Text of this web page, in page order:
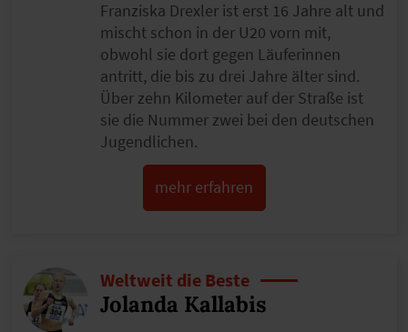
Franziska Drexler ist erst 16 Jahre alt und
mischt schon in der U20 vorn mit,
obwohl sie dort gegen Läuferinnen
antritt, die bis zu drei Jahre älter sind.
Über zehn Kilometer auf der Straße ist
sie die Nummer zwei bei den deutschen
Jugendlichen.
mehr erfahren
Weltweit die Beste
Jolanda Kallabis